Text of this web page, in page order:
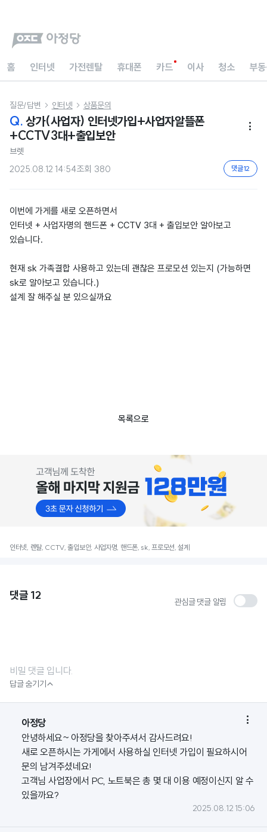
홈 인터넷 가전렌탈 휴대폰 카드 이사 청소 부
질문/답변  인터넷  상품문의
Q. 상가(사업자) 인터넷가입+사업자알뜰폰
+CCTV3대+출입보안

브렛
2025.08.12 14:54조회 380 댓글12
이번에 가게를 새로 오픈하면서
인터넷 + 사업자명의 핸드폰 + CCTV 3대 + 출입보안 알아보고
있습니다.
현재 sk 가족결합 사용하고 있는데 괜찮은 프로모션 있는지 (가능하면
sk로 알아보고 있습니다.)
설계 잘 해주실 분 있으실까요
목록으로
인터넷, 렌탈, CCTV, 출입보안, 사업자명, 핸드폰, sk, 프로모션, 설계
댓글 12 관심글 댓글 알림
비밀 댓글 입니다.
답글 숨기기
아정당 
안녕하세요~ 아정당을 찾아주셔서 감사드려요!
새로 오픈하시는 가게에서 사용하실 인터넷 가입이 필요하시어
문의 남겨주셨네요!
고객님 사업장에서 PC, 노트북은 총 몇 대 이용 예정이신지 알 수
있을까요?
2025.08.12 15:06